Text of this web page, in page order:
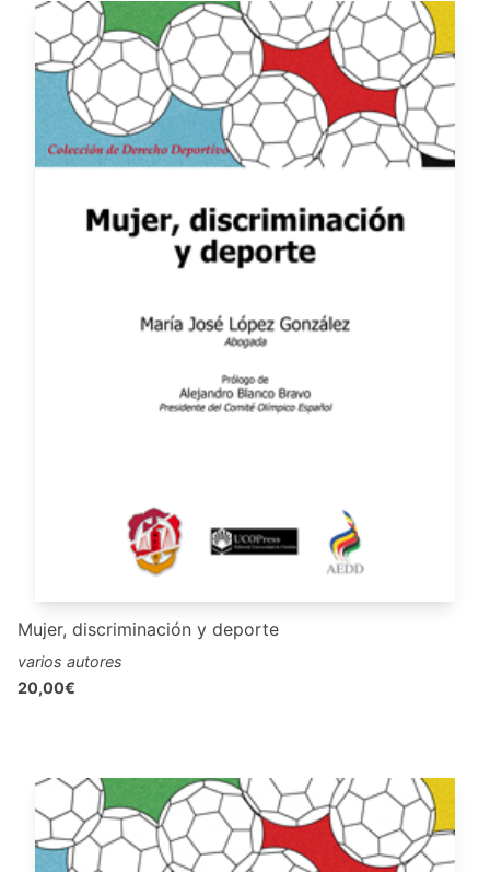
Mujer, discriminación y deporte
varios autores
20,00€